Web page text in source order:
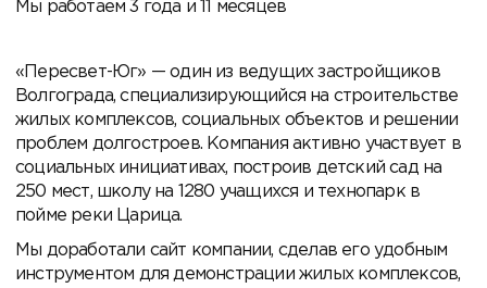
Мы работаем 3 года и 11 месяцев
«Пересвет-Юг» — один из ведущих застройщиков
Волгограда, специализирующийся на строительстве
жилых комплексов, социальных объектов и решении
проблем долгостроев. Компания активно участвует в
социальных инициативах, построив детский сад на
250 мест, школу на 1280 учащихся и технопарк в
пойме реки Царица.
Мы доработали сайт компании, сделав его удобным
инструментом для демонстрации жилых комплексов,